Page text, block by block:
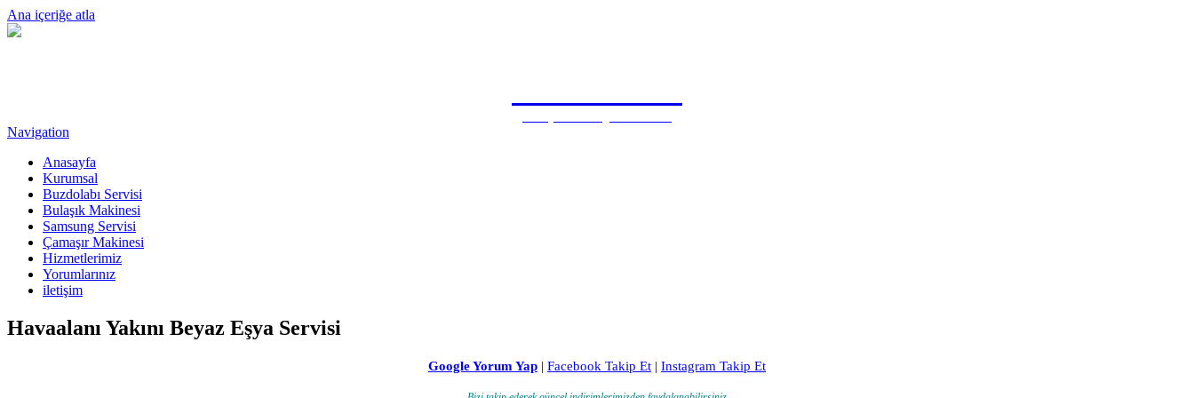
Ana içeriğe atla
Navigation
Anasayfa
Kurumsal
Buzdolabı Servisi
Bulaşık Makinesi
Samsung Servisi
Çamaşır Makinesi
Hizmetlerimiz
Yorumlarınız
iletişim
Havaalanı Yakını Beyaz Eşya Servisi
Google Yorum Yap | Facebook Takip Et | Instagram Takip Et